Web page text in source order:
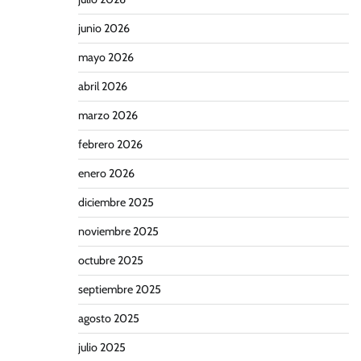
junio 2026
mayo 2026
abril 2026
marzo 2026
febrero 2026
enero 2026
diciembre 2025
noviembre 2025
octubre 2025
septiembre 2025
agosto 2025
julio 2025